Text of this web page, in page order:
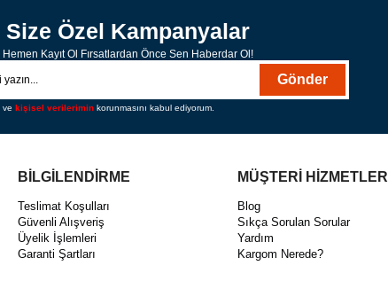
Size Özel Kampanyalar
Hemen Kayıt Ol Fırsatlardan Önce Sen Haberdar Ol!
Gönder
ve kişisel verilerimin korunmasını kabul ediyorum.
BİLGİLENDİRME
Teslimat Koşulları
Güvenli Alışveriş
Üyelik İşlemleri
Garanti Şartları
MÜŞTERİ HİZMETLERİ
Blog
Sıkça Sorulan Sorular
Yardım
Kargom Nerede?